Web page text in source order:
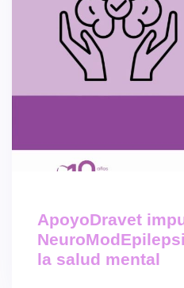
ApoyoDravet
la salud mental